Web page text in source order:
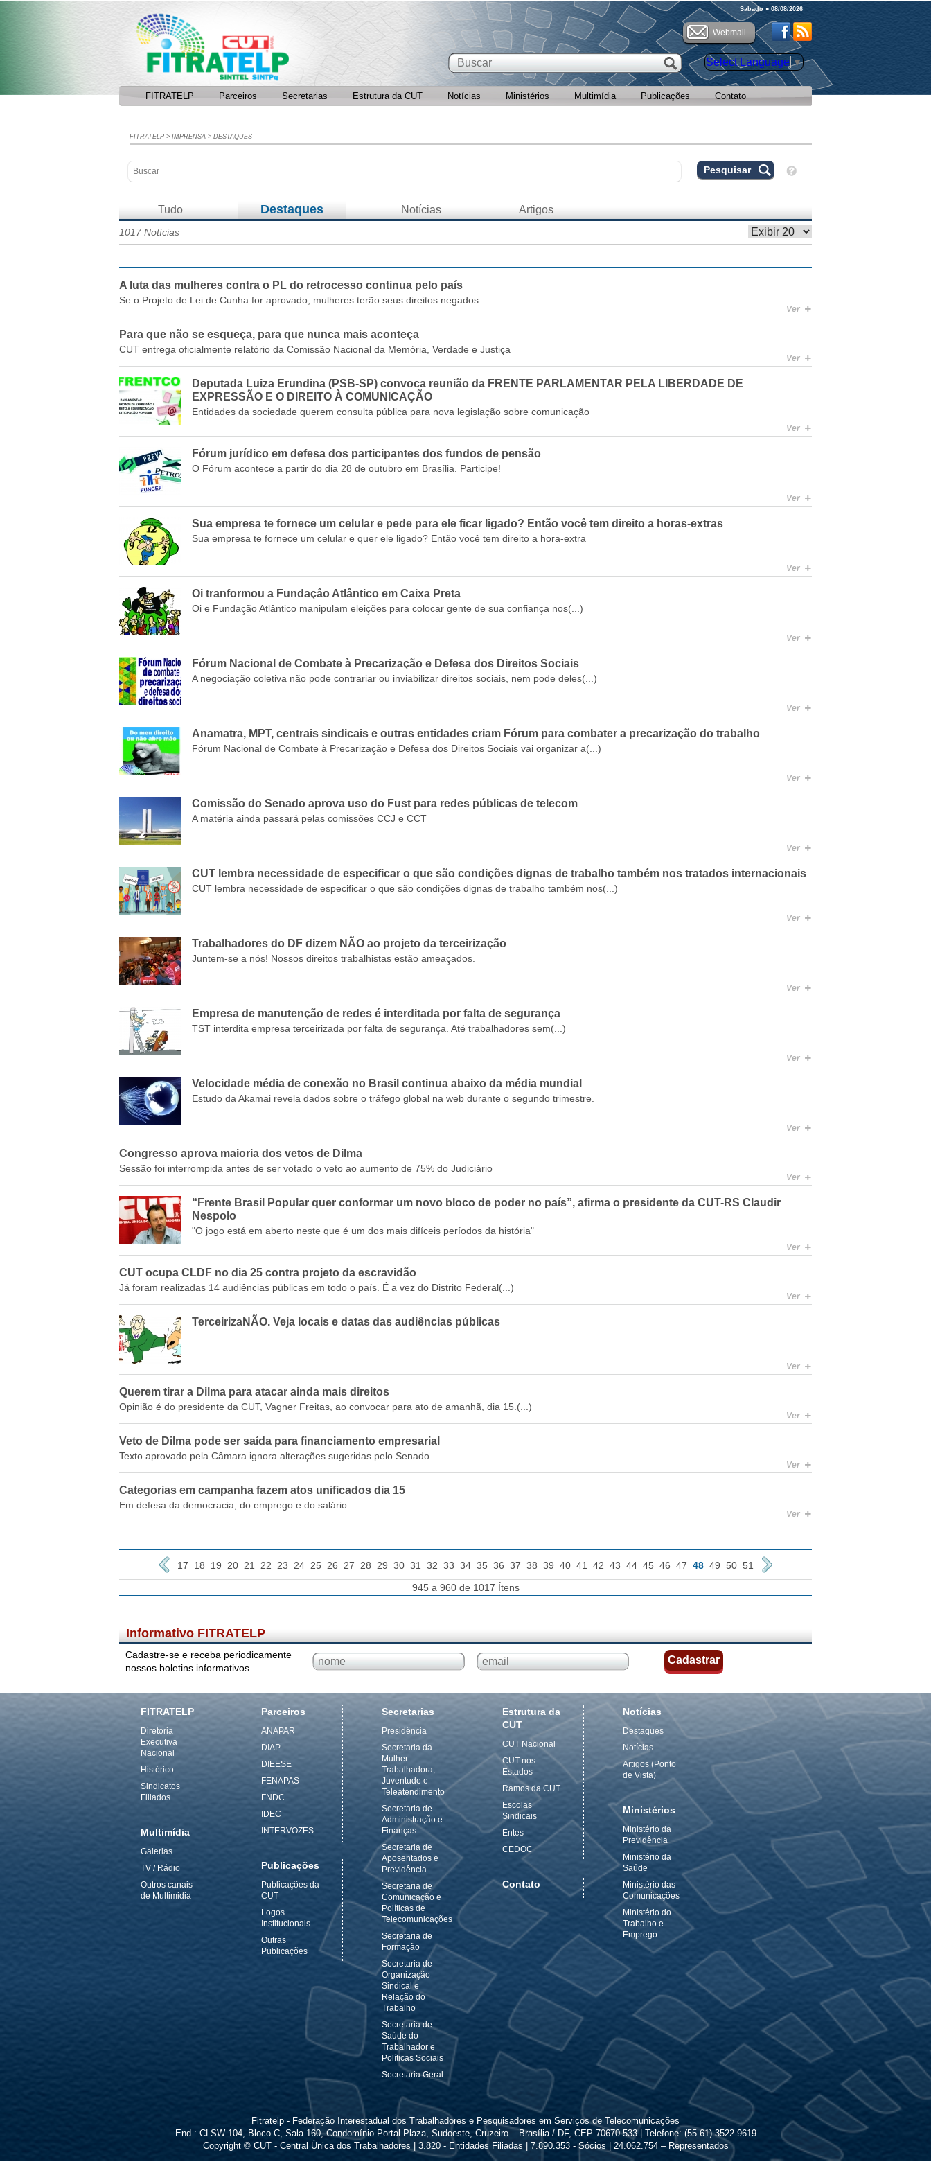
Sabado ● 08/08/2026
Webmail
Select Language ▼
FITRATELP Parceiros Secretarias Estrutura da CUT Notícias Ministérios Multimídia Publicações Contato
FITRATELP > IMPRENSA > DESTAQUES
Tudo Destaques Notícias Artigos
1017 Notícias
A luta das mulheres contra o PL do retrocesso continua pelo país
Se o Projeto de Lei de Cunha for aprovado, mulheres terão seus direitos negados
Ver +
Para que não se esqueça, para que nunca mais aconteça
CUT entrega oficialmente relatório da Comissão Nacional da Memória, Verdade e Justiça
Ver +
Deputada Luiza Erundina (PSB-SP) convoca reunião da FRENTE PARLAMENTAR PELA LIBERDADE DE
EXPRESSÃO E O DIREITO À COMUNICAÇÃO
Entidades da sociedade querem consulta pública para nova legislação sobre comunicação
Ver +
Fórum jurídico em defesa dos participantes dos fundos de pensão
O Fórum acontece a partir do dia 28 de outubro em Brasília. Participe!
Ver +
Sua empresa te fornece um celular e pede para ele ficar ligado? Então você tem direito a horas-extras
Sua empresa te fornece um celular e quer ele ligado? Então você tem direito a hora-extra
Ver +
Oi tranformou a Fundaçâo Atlântico em Caixa Preta
Oi e Fundação Atlântico manipulam eleições para colocar gente de sua confiança nos(...)
Ver +
Fórum Nacional de Combate à Precarização e Defesa dos Direitos Sociais
A negociação coletiva não pode contrariar ou inviabilizar direitos sociais, nem pode deles(...)
Ver +
Anamatra, MPT, centrais sindicais e outras entidades criam Fórum para combater a precarização do trabalho
Fórum Nacional de Combate à Precarização e Defesa dos Direitos Sociais vai organizar a(...)
Ver +
Comissão do Senado aprova uso do Fust para redes públicas de telecom
A matéria ainda passará pelas comissões CCJ e CCT
Ver +
CUT lembra necessidade de especificar o que são condições dignas de trabalho também nos tratados internacionais
CUT lembra necessidade de especificar o que são condições dignas de trabalho também nos(...)
Ver +
Trabalhadores do DF dizem NÃO ao projeto da terceirização
Juntem-se a nós! Nossos direitos trabalhistas estão ameaçados.
Ver +
Empresa de manutenção de redes é interditada por falta de segurança
TST interdita empresa terceirizada por falta de segurança. Até trabalhadores sem(...)
Ver +
Velocidade média de conexão no Brasil continua abaixo da média mundial
Estudo da Akamai revela dados sobre o tráfego global na web durante o segundo trimestre.
Ver +
Congresso aprova maioria dos vetos de Dilma
Sessão foi interrompida antes de ser votado o veto ao aumento de 75% do Judiciário
Ver +
“Frente Brasil Popular quer conformar um novo bloco de poder no país”, afirma o presidente da CUT-RS Claudir
Nespolo
"O jogo está em aberto neste que é um dos mais difíceis períodos da história"
Ver +
CUT ocupa CLDF no dia 25 contra projeto da escravidão
Já foram realizadas 14 audiências públicas em todo o país. É a vez do Distrito Federal(...)
Ver +
TerceirizaNÃO. Veja locais e datas das audiências públicas
Ver +
Querem tirar a Dilma para atacar ainda mais direitos
Opinião é do presidente da CUT, Vagner Freitas, ao convocar para ato de amanhã, dia 15.(...)
Ver +
Veto de Dilma pode ser saída para financiamento empresarial
Texto aprovado pela Câmara ignora alterações sugeridas pelo Senado
Ver +
Categorias em campanha fazem atos unificados dia 15
Em defesa da democracia, do emprego e do salário
Ver +
17 18 19 20 21 22 23 24 25 26 27 28 29 30 31 32 33 34 35 36 37 38 39 40 41 42 43 44 45 46 47 48 49 50 51
945 a 960 de 1017 Ítens
Informativo FITRATELP
Cadastre-se e receba periodicamente
nossos boletins informativos.
FITRATELP
Diretoria
Executiva
Nacional
Histórico
Sindicatos
Filiados
Parceiros
ANAPAR
DIAP
DIEESE
FENAPAS
FNDC
IDEC
INTERVOZES
Secretarias
Presidência
Secretaria da
Mulher
Trabalhadora,
Juventude e
Teleatendimento
Secretaria de
Administração e
Finanças
Secretaria de
Aposentados e
Previdência
Secretaria de
Comunicação e
Políticas de
Telecomunicações
Secretaria de
Formação
Secretaria de
Organização
Sindical e
Relação do
Trabalho
Secretaria de
Saúde do
Trabalhador e
Políticas Sociais
Secretaria Geral
Estrutura da
CUT
CUT Nacional
CUT nos
Estados
Ramos da CUT
Escolas
Sindicais
Entes
CEDOC
Notícias
Destaques
Notícias
Artigos (Ponto
de Vista)
Ministérios
Ministério da
Previdência
Ministério da
Saúde
Ministério das
Comunicações
Ministério do
Trabalho e
Emprego
Multimídia
Galerias
TV / Rádio
Outros canais
de Multimidia
Publicações
Publicações da
CUT
Logos
Institucionais
Outras
Publicações
Contato
Fitratelp - Federação Interestadual dos Trabalhadores e Pesquisadores em Serviços de Telecomunicações
End.: CLSW 104, Bloco C, Sala 160, Condomínio Portal Plaza, Sudoeste, Cruzeiro – Brasília / DF, CEP 70670-533 | Telefone: (55 61) 3522-9619
Copyright © CUT - Central Única dos Trabalhadores | 3.820 - Entidades Filiadas | 7.890.353 - Sócios | 24.062.754 – Representados